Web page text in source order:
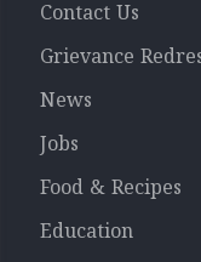
Contact Us
Grievance
News
Jobs
Food & Recipes
Education